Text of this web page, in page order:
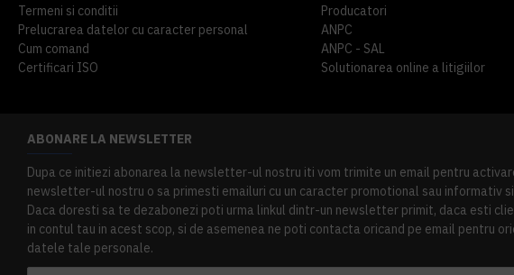
Termeni si conditii
Prelucrarea datelor cu caracter personal
Cum comand
Certificari ISO
Producatori
ANPC
ANPC - SAL
Solutionarea online a litigiilor
ABONARE LA NEWSLETTER
Dupa ce initiezi abonarea la newsletter-ul nostru iti vom trimite un email pentru
newsletter-ul nostru o sa primesti emailuri cu un caracter promotional sau informativ
Daca doresti sa te dezabonezi poti urma linkul dintr-un newsletter primit, daca esti
in contul tau in acest scop, si de asemenea ne poti contacta oricand pe email pentru
datele tale personale.